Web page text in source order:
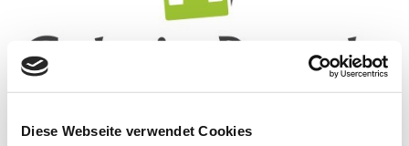
Diese Webseite verwendet Cookies